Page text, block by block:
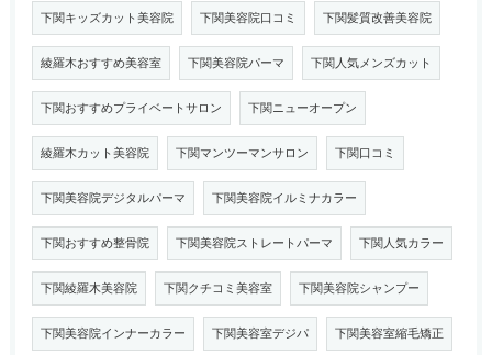
下関キッズカット美容院 下関美容院口コミ 下関髪質改善美容院
綾羅木おすすめ美容室 下関美容院パーマ 下関人気メンズカット
下関おすすめプライベートサロン 下関ニューオープン
綾羅木カット美容院 下関マンツーマンサロン 下関口コミ
下関美容院デジタルパーマ 下関美容院イルミナカラー
下関おすすめ整骨院 下関美容院ストレートパーマ 下関人気カラー
下関綾羅木美容院 下関クチコミ美容室 下関美容院シャンプー
下関美容院インナーカラー 下関美容室デジパ 下関美容室縮毛矯正